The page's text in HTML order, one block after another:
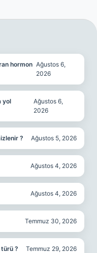
hormon Ağustos 6,
2026
yol
Ağustos 6,
2026
? Ağustos 5, 2026
Ağustos 4, 2026
Ağustos 4, 2026
Temmuz 30, 2026
? Temmuz 29, 2026